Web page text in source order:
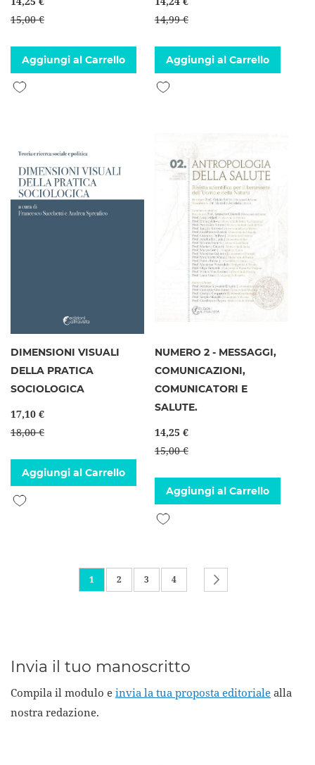
15,00 €
Aggiungi al Carrello
Aggiungi alla lista desideri
14,99 €
Aggiungi al Carrello
Aggiungi alla lista desideri
DIMENSIONI VISUALI
DELLA PRATICA
SOCIOLOGICA
17,10 €
18,00 €
Aggiungi al Carrello
Aggiungi alla lista desideri
NUMERO 2 - MESSAGGI,
COMUNICAZIONI,
COMUNICATORI E
SALUTE.
14,25 €
15,00 €
Aggiungi al Carrello
Aggiungi alla lista desideri
Pagina
Attualmente stai leggendo la pagina
1 Pagina
2 Pagina
3 Pagina
4
Invia il tuo manoscritto
Compila il modulo e invia la tua proposta editoriale alla
nostra redazione.